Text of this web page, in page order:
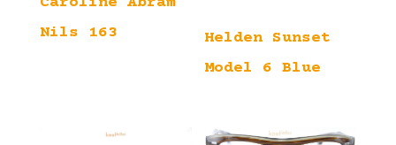
Nils 163
Helden Sunset
Model 6 Blue